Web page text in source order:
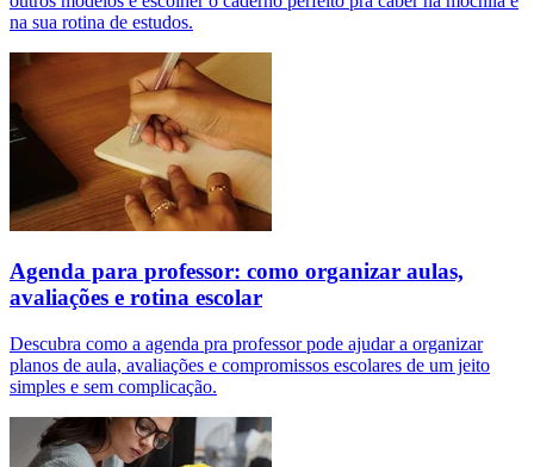
na sua rotina de estudos.
Agenda para professor: como organizar aulas,
avaliações e rotina escolar
Descubra como a agenda pra professor pode ajudar a organizar
planos de aula, avaliações e compromissos escolares de um jeito
simples e sem complicação.